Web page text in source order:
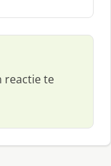
reactie te